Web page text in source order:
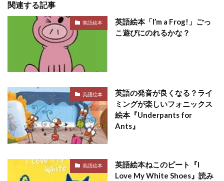
関連する記事
英語絵本
英語絵本「I’m a Frog!」ごっ
こ遊びにのれるかな？
英語絵本
英語の発音が良くなる？ライ
ミングが楽しいフォニックス
絵本『Underpants for
Ants』
英語絵本
英語絵本ねこのピート『I
Love My White Shoes』読み